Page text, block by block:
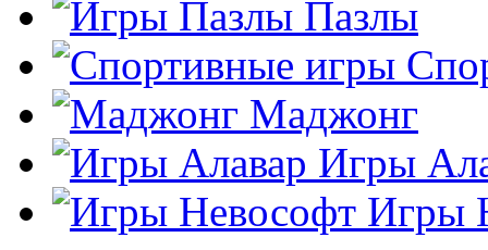
Пазлы
Маджонг
Игры
Игры